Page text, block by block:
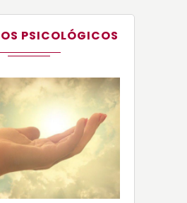
PSICOLÓGICOS